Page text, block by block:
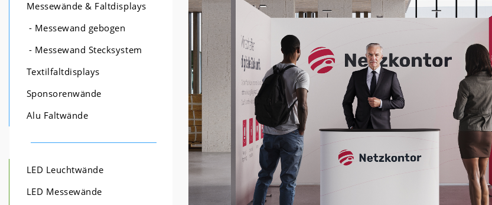
Messewände & Faltdisplays
- Messewand gebogen
- Messewand Stecksystem
Textilfaltdisplays
Sponsorenwände
Alu Faltwände
LED Leuchtwände
LED Messewände